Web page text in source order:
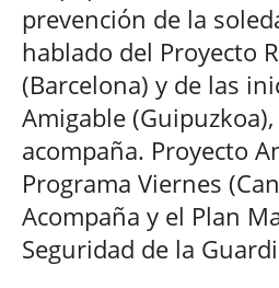
prevención de la
hablado del Proyecto
(Barcelona) y de las
Amigable
acompaña. Proyecto
Programa Viernes
Acompaña y el Plan
Seguridad de la